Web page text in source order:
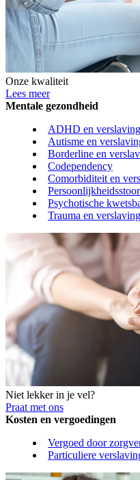
Onze kwaliteit
Lees meer
Mentale gezondheid
ADHD en verslaving
Autisme en
Borderline en
Codependency
Comorbiditeit en
Psychotische
Trauma en verslaving
Niet lekker in je vel?
Praat met ons
Kosten en vergoedingen
Vergoed door
Particuliere